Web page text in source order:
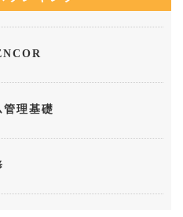
管理基礎